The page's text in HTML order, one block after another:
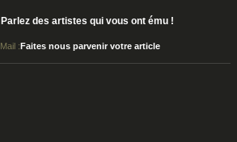
Parlez des artistes qui vous ont ému !
Mail :Faites nous parvenir votre article